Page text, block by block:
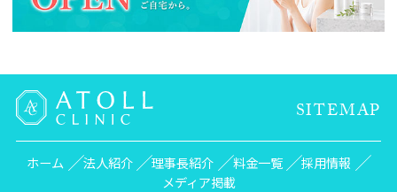
SITEMAP
ホーム 法人紹介 理事長紹介 料金一覧
採用情報
メディア掲載